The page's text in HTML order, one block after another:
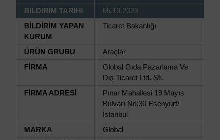
BİLDİRİM TARİHİ
05.10.2023
BİLDİRİM YAPAN
KURUM
Ticaret Bakanlığı
ÜRÜN GRUBU
Araçlar
FİRMA
Global Gıda Pazarlama Ve
Dış Ticaret Ltd. Şti.
FİRMA ADRESİ
Pınar Mahallesi 19 Mayıs
Bulvarı No:30 Esenyurt/
İstanbul
MARKA
Global